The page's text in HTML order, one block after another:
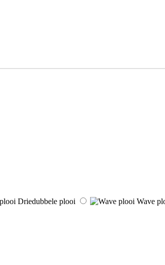
Driedubbele plooi
Wave